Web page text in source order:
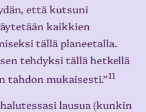
että kutsuni
kaikkien
tällä planeetalla.
tehdyksi tällä hetkellä
tahdon mukaisesti.”11
lausua (kunkin